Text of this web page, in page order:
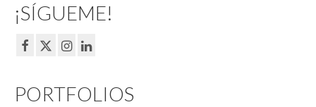
¡SÍGUEME!
PORTFOLIOS